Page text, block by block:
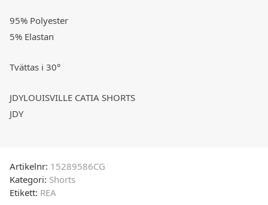
95% Polyester
5% Elastan
Tvättas i 30°
JDYLOUISVILLE CATIA SHORTS
JDY
Artikelnr: 15289586CG
Kategori: Shorts
Etikett: REA